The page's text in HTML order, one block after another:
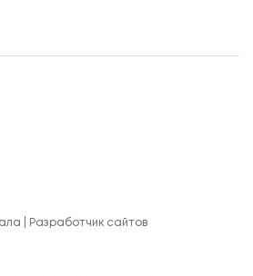
| Разработчик сайтов